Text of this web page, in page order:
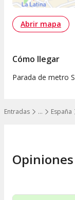
…
Mostrar
Entradas España
Abrir mapa
Cómo llegar
Parada de metro